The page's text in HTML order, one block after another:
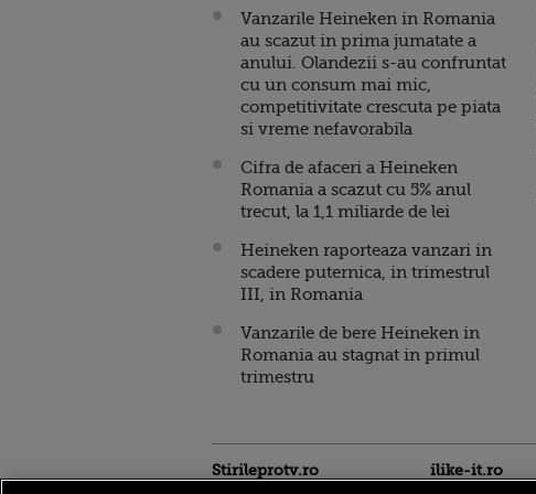
Vanzarile Heineken in Romania
au scazut in prima jumatate a
anului. Olandezii s-au confruntat
cu un consum mai mic,
competitivitate crescuta pe piata
si vreme nefavorabila
Cifra de afaceri a Heineken
Romania a scazut cu 5% anul
trecut, la 1,1 miliarde de lei
Heineken raporteaza vanzari in
scadere puternica, in trimestrul
III, in Romania
Vanzarile de bere Heineken in
Romania au stagnat in primul
trimestru
Stirileprotv.ro ilike-it.ro